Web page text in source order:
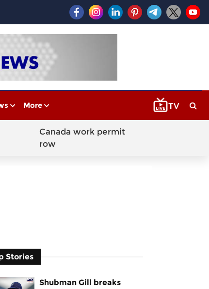
More
Canada work permit
row
Stories
Shubman Gill breaks